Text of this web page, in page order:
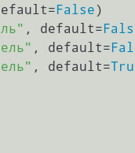
False)
, default=
, default=
, default=